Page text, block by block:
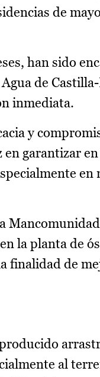
de
han sido
de
inmediata.
y
garantizar
la planta de
finalidad de
al